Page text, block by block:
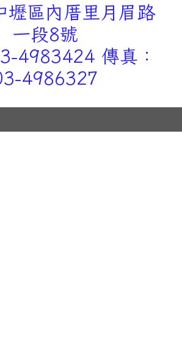
壢區內厝里月眉路
一段8號
4983424 傳真：
4986327